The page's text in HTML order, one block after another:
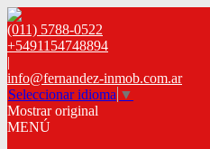
(011) 5788-0522
+5491154748894
|
info@fernandez-inmob.com.ar
Seleccionar idioma ▼
Mostrar original
MENÚ